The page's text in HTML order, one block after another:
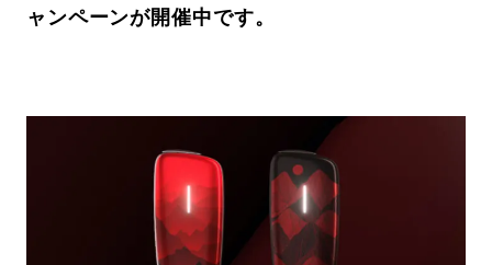
#注目のタグ
#NEW VINTAGE #マイナーグッド図鑑
#路地裏てぃーん。 #MONTHLY JOURNAL
#GH 銘品の所以 #フイナムのYouTube
#Commune H #FOCUS IT #AH.H
#FASHION #MUSIC
ャンペーンが開催中です。